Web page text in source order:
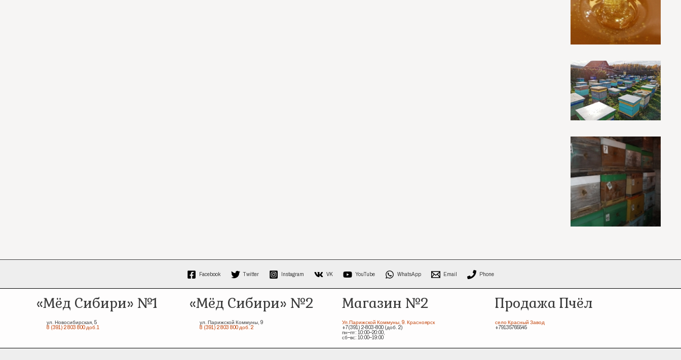
Facebook Twitter Instagram VK YouTube WhatsApp Email Phone
«Мёд Сибири» №1
ул. Новосибирская, 5
8 (391) 2 803 800 доб.1
«Мёд Сибири» №2
ул. Парижской Коммуны, 9
8 (391) 2 803 800 доб. 2
Магазин №2
Ул.Парижской Коммуны, 9. Красноярск
+7(391) 2-803-800 (доб. 2)
пн–пт: 10:00–20:00,
сб–вс: 10:00–19:00
Продажа Пчёл
село Красный Завод
+79135765545